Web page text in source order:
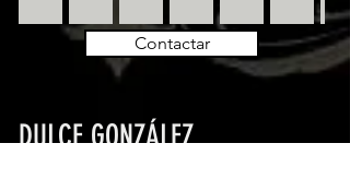
Contactar
DULCE GONZÁLEZ